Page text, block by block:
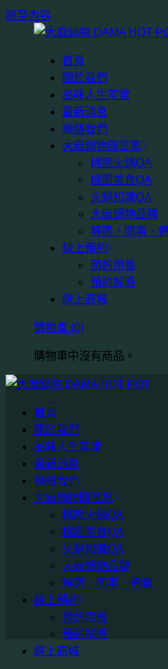
跳至內容
首頁
關於我們
品味人生茶堂
最新消息
聯絡我們
大麻鍋物問答集
桃園火鍋QA
桃園美食QA
火鍋知識QA
大麻鍋物品牌
解惑、問事、
線上預約
預約用餐
預約解惑
線上商城
購物車 (0)
購物車中沒有商品。
首頁
關於我們
品味人生茶堂
最新消息
聯絡我們
大麻鍋物問答集
桃園火鍋QA
桃園美食QA
火鍋知識QA
大麻鍋物品牌
解惑、問事、通靈
線上預約
預約用餐
預約解惑
線上商城